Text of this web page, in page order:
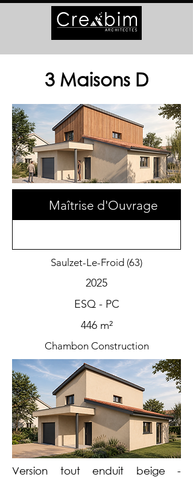
3 Maisons D
Maîtrise d'Ouvrage
Saulzet-Le-Froid (63)
2025
ESQ - PC
446 m²
Chambon Construction
Version tout enduit beige -